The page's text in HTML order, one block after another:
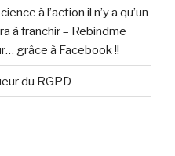
à l’action il n’y a qu’un
à franchir – Rebindme
grâce à Facebook !!
du RGPD